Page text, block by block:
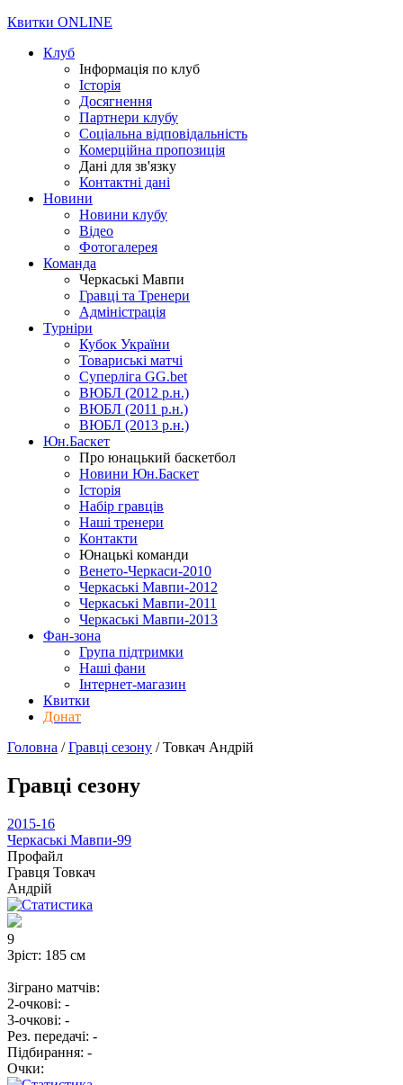
Квитки ONLINE
Клуб
Інформація по клуб
Історія
Досягнення
Партнери клубу
Соціальна відповідальність
Комерційна пропозиція
Дані для зв'язку
Контактні дані
Новини
Новини клубу
Відео
Фотогалерея
Команда
Черкаські Мавпи
Гравці та Тренери
Адміністрація
Турніри
Кубок України
Товариські матчі
Суперліга GG.bet
ВЮБЛ (2012 р.н.)
ВЮБЛ (2011 р.н.)
ВЮБЛ (2013 р.н.)
Юн.Баскет
Про юнацький баскетбол
Новини Юн.Баскет
Історія
Набір гравців
Наші тренери
Контакти
Юнацькі команди
Венето-Черкаси-2010
Черкаські Мавпи-2012
Черкаські Мавпи-2011
Черкаські Мавпи-2013
Фан-зона
Група підтримки
Наші фани
Інтернет-магазин
Квитки
Донат
Головна /Гравці сезону /Товкач Андрій
Гравці сезону
2015-16
Черкаські Мавпи-99
Профайл
Гравця Товкач
Андрій
9
Зріст: 185 см
Зіграно матчів:
2-очкові: -
3-очкові: -
Рез. передачі: -
Підбирання: -
Очки: